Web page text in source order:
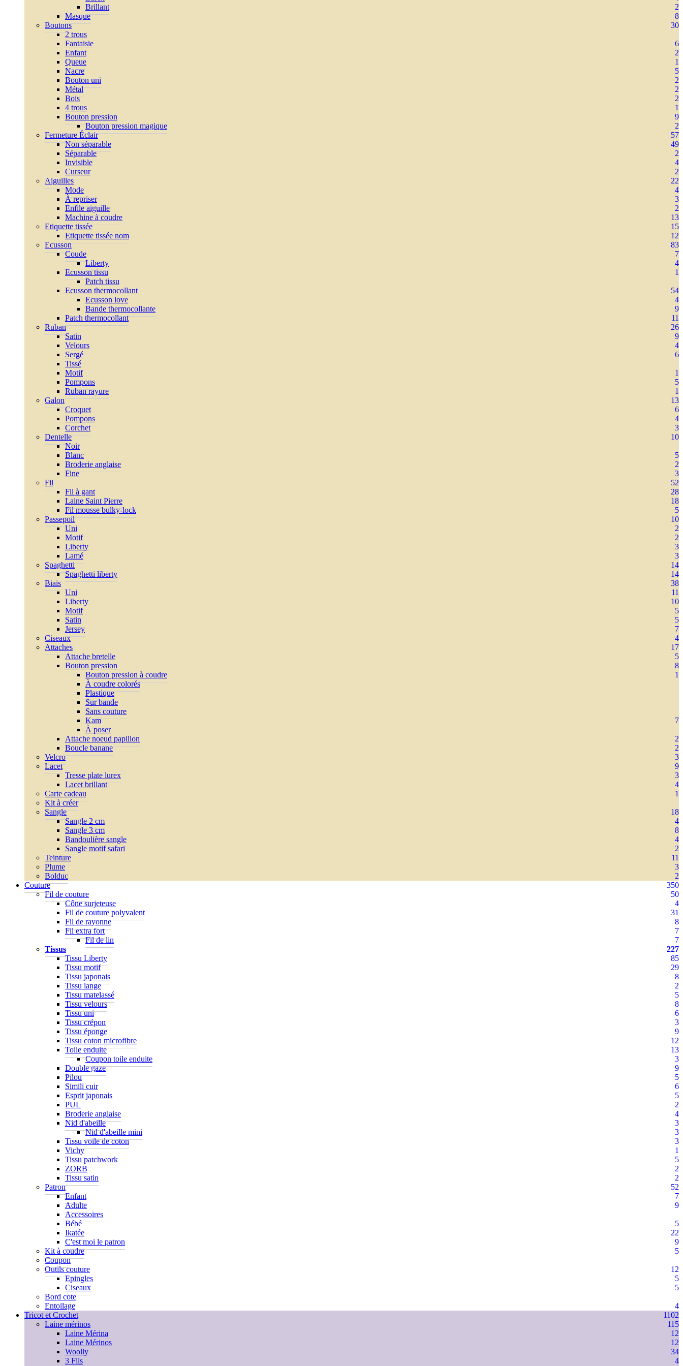
Brillant
2
Masque
8
Boutons
30
2 trous
Fantaisie
6
Enfant
2
Queue
1
Nacre
5
Bouton uni
2
Métal
2
Bois
2
4 trous
1
Bouton pression
9
Bouton pression magique
2
Fermeture Éclair
57
Non séparable
49
Séparable
2
Invisible
4
Curseur
2
Aiguilles
22
Mode
4
À repriser
3
Enfile aiguille
2
Machine à coudre
13
Etiquette tissée
15
Etiquette tissée nom
12
Ecusson
83
Coude
7
Liberty
4
Ecusson tissu
1
Patch tissu
Ecusson thermocollant
54
Ecusson love
4
Bande thermocollante
9
Patch thermocollant
11
Ruban
26
Satin
9
Velours
4
Sergé
6
Tissé
Motif
1
Pompons
5
Ruban rayure
1
Galon
13
Croquet
6
Pompons
4
Corchet
3
Dentelle
10
Noir
Blanc
5
Broderie anglaise
2
Fine
3
Fil
52
Fil à gant
28
Laine Saint Pierre
18
Fil mousse bulky-lock
5
Passepoil
10
Uni
2
Motif
2
Liberty
3
Lamé
3
Spaghetti
14
Spaghetti liberty
14
Biais
38
Uni
11
Liberty
10
Motif
5
Satin
5
Jersey
7
Ciseaux
4
Attaches
17
Attache bretelle
5
Bouton pression
8
Bouton pression à coudre
1
À coudre colorés
Plastique
Sur bande
Sans couture
Kam
7
À poser
Attache noeud papillon
2
Boucle banane
2
Velcro
3
Lacet
9
Tresse plate lurex
3
Lacet brillant
4
Carte cadeau
1
Kit à créer
Sangle
18
Sangle 2 cm
4
Sangle 3 cm
8
Bandoulière sangle
4
Sangle motif safari
2
Teinture
11
Plume
3
Bolduc
2
Couture
350
Fil de couture
50
Cône surjeteuse
4
Fil de couture polyvalent
31
Fil de rayonne
8
Fil extra fort
7
Fil de lin
7
Tissus
227
Tissu Liberty
85
Tissu motif
29
Tissu japonais
8
Tissu lange
2
Tissu matelassé
5
Tissu velours
8
Tissu uni
6
Tissu crépon
3
Tissu éponge
9
Tissu coton microfibre
12
Toile enduite
13
Coupon toile enduite
3
Double gaze
9
Pilou
5
Simili cuir
6
Esprit japonais
5
PUL
2
Broderie anglaise
4
Nid d'abeille
3
Nid d'abeille mini
3
Tissu voile de coton
3
Vichy
1
Tissu patchwork
5
ZORB
2
Tissu satin
2
Patron
52
Enfant
7
Adulte
9
Accessoires
Bébé
5
Ikatée
22
C'est moi le patron
9
Kit à coudre
5
Coupon
Outils couture
12
Epingles
5
Ciseaux
5
Bord cote
Entoilage
4
Tricot et Crochet
1102
Laine mérinos
115
Laine Mérina
12
Laine Mérinos
12
Woolly
34
3 Fils
4